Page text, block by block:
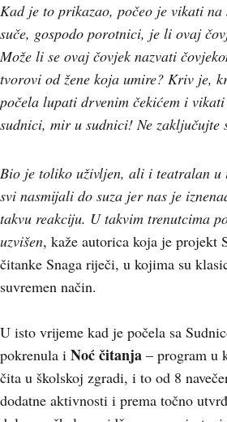
Kad je to prikazao, počeo je vikati na
suče, gospodo porotnici, je li ovaj
Može li se ovaj čovjek nazvati
tvorovi od žene koja umire? Kriv je,
počela lupati drvenim čekićem i
sudnici, mir u sudnici! Ne zaključujte
Bio je toliko uživljen, ali i teatralan u
svi nasmijali do suza jer nas je
takvu reakciju. U takvim trenutcima
uzvišen, kaže autorica koja je projekt
čitanke Snaga riječi, u kojima su
suvremen način.
U isto vrijeme kad je počela sa
pokrenula i Noć čitanja – program u
čita u školskoj zgradi, i to od 8
dodatne aktivnosti i prema točno